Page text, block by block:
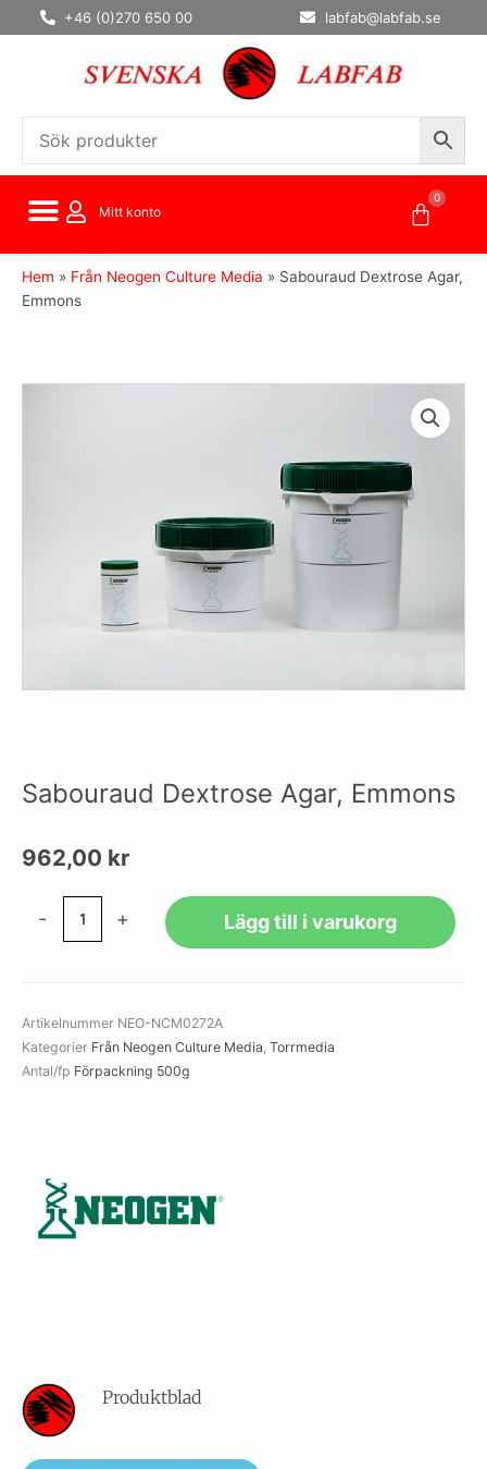
Hoppa
till
+46 (0)270 650 00 labfab@labfab.se
Mitt konto
0
Hem » Från Neogen Culture Media » Sabouraud Dextrose Agar,
Emmons
Sabouraud Dextrose Agar, Emmons
962,00 kr
- + Lägg till i varukorg
Artikelnummer NEO-NCM0272A
Kategorier Från Neogen Culture Media, Torrmedia
Antal/fp Förpackning 500g
Produktblad